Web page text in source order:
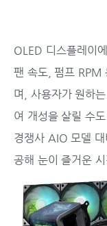
OLED 디스플레이
팬 속도, 펌프 RPM
며, 사용자가 원하
여 개성을 살릴 수
경쟁사 AIO 모델 대
공해 눈이 즐거운